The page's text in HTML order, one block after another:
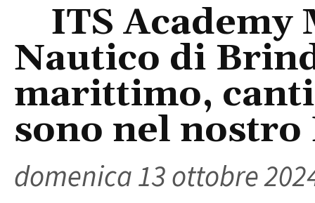
ITS Academy
Nautico di
marittimo,
sono nel nostro
domenica 13 ottobre